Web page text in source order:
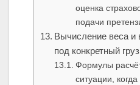
оценка
подачи
Вычисление веса и
под конкретный груз
Формулы
ситуации,